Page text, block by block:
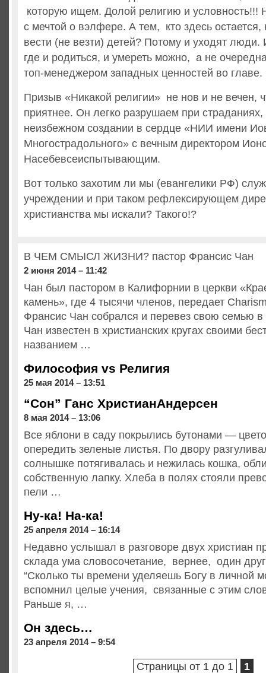
которую ищем. Долой религию и условность!!!
с мечтой о вэлфере. А тем, кто здесь остается,
вести (не везти) детей? Потому и уходят
где и родиться, и умереть можно, а не
топ-менеджером западных ценностей во главе.
Призыв «Никакой религии» не нов и не вечен,
приятнее. Он легко разрушаем при
неизбежном создании в сердце «НИИ имени
Многострадольного» с вечным директором
Насебевсеиспытывающим.
Вот только захотим ли мы (евангелики РФ)
учреждении и при таком рефлексирующем
христианства мы искали? Такого!?
В ЧЕМ СМЫСЛ ЖИЗНИ? пастор Франсис Чан
2 июня 2014 – 11:42
Чан был пастором в Калифорнии в церкви
камень», где 4 тысячи членов, передает
Франсис Чан собрался и перевез свою семью
Чан известен в христианских кругах своими
названием …
Философия vs Религия
25 мая 2014 – 13:51
“Сон” Ганс ХристианАндерсен
8 мая 2014 – 13:06
Все яблони в саду покрылись бутонами —
опередить зеленые листья. По двору
солнышке потягивалась и нежилась кошка,
собственную лапку. Хлеба в полях стояли
пели …
Ну-ка! На-ка!
25 апреля 2014 – 16:14
Недавно услышал в разговоре двух христиан
склада ума словосочетание, вернее, один
“Сколько ты времени уделяешь Богу в личной
вспомнил целые учения, связанные с этим
Раньше я, …
Он здесь…
23 апреля 2014 – 9:54
Страницы от 1 до 1 1